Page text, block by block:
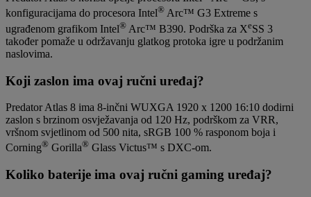
konfiguracijama do procesora Intel® Arc™ G3 Extreme s
ugrađenom grafikom Intel® Arc™ B390. Podrška za XeSS 3
također pomaže u održavanju glatkog protoka igre u podržanim
naslovima.
Koji zaslon ima ovaj ručni uređaj?
Predator Atlas 8 ima 8-inčni WUXGA 1920 x 1200 16:10 dodirni
zaslon s brzinom osvježavanja od 120 Hz, podrškom za VRR,
vršnom svjetlinom od 500 nita, sRGB 100 % rasponom boja i
Corning® Gorilla® Glass Victus™ s DXC-om.
Koliko baterije ima ovaj ručni gaming uređaj?